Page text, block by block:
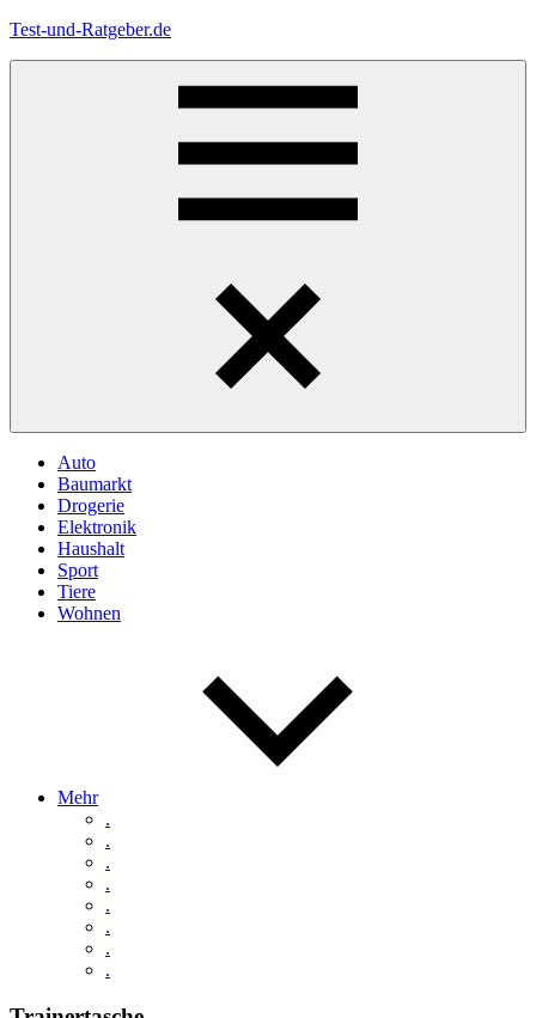
Zum
Test-und-Ratgeber.de
Auto
Baumarkt
Drogerie
Elektronik
Haushalt
Sport
Tiere
Wohnen
Mehr
.
.
.
.
.
.
.
.